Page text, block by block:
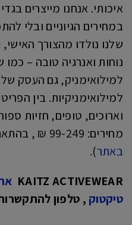
איכותי. אנחנו מייצרים
במחירים הגיוניים ובלי
שלנו נולדו מהצורך
נוחות ואנרגיה טובה –
למילואימניק, גם העסק
למילואימניקיות. בין
וארוכים, טופים, חזיות
מחירים: 99-249 ₪ , בהתאם לדגם (כפי שמופיע
באתר).
KAITZ ACTIVEWEAR
טיקטוק , טלפון להתקשרות: 050-